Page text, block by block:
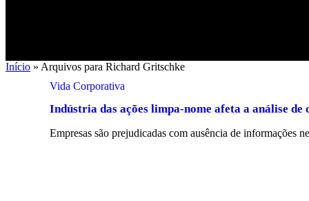
Início » Arquivos para Richard Gritschke
Vida Corporativa
Indústria das ações limpa-nome afeta a análise de
Empresas são prejudicadas com ausência de informações